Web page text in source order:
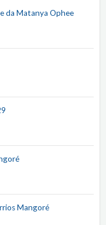
da Matanya Ophee
Mangoré